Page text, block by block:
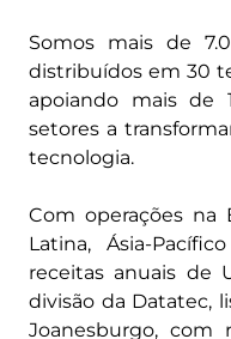
Somos mais de
distribuídos em 30
apoiando mais de
setores a
tecnologia.
Com operações na
Latina, Ásia-
receitas anuais de
divisão da Datatec,
Joanesburgo, com